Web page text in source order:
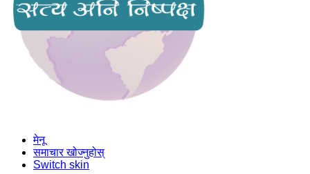
मेनू
समाचार खोज्नुहोस्
Switch skin